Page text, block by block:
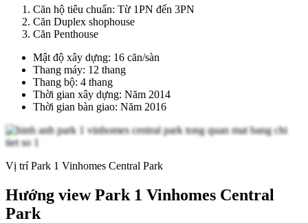
Căn hộ tiêu chuẩn: Từ 1PN đến 3PN
Căn Duplex shophouse
Căn Penthouse
Mật độ xây dựng: 16 căn/sàn
Thang máy: 12 thang
Thang bộ: 4 thang
Thời gian xây dựng: Năm 2014
Thời gian bàn giao: Năm 2016
Vị trí Park 1 Vinhomes Central Park
Hướng view Park 1 Vinhomes Central
Park